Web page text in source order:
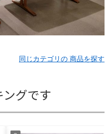
同じカテゴリの 商品を探す
グです